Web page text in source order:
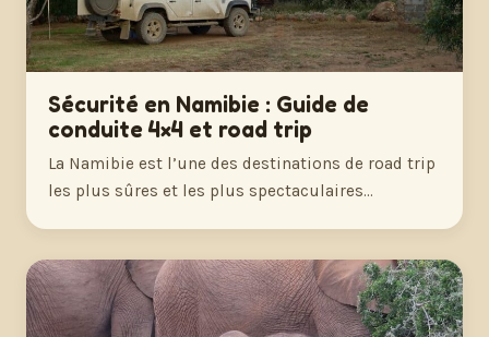
Sécurité en Namibie : Guide de
conduite 4×4 et road trip
La Namibie est l’une des destinations de road trip
les plus sûres et les plus spectaculaires…